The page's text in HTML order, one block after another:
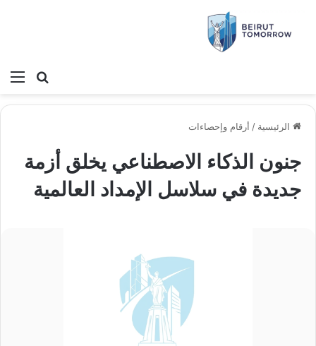
بحث
الرئيسية / أرقام وإحصاءات
جنون الذكاء الاصطناعي يخلق أزمة
جديدة في سلاسل الإمداد العالمية